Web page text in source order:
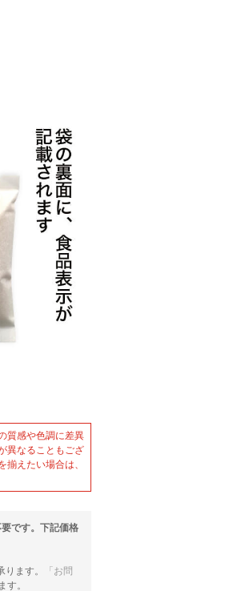
質感や色調に差異
異なることもござ
えたい場合は、
です。下記価格
ます。
「お問
。